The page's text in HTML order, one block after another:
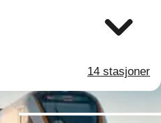
14 stasjoner